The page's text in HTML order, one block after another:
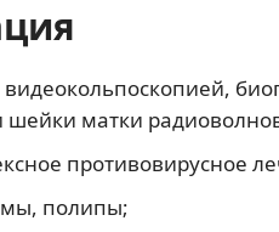
видеокольпоскопией,
шейки матки
противовирусное
полипы;